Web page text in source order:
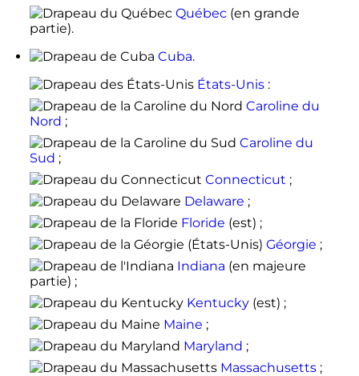
Québec(en grande
partie).
Cuba.
États-Unis:
Caroline du
Nord ;
Caroline du
Sud ;
Connecticut ;
Delaware ;
Floride (est) ;
Géorgie ;
Indiana (en majeure
partie) ;
Kentucky(est) ;
Maine ;
Maryland ;
Massachusetts;